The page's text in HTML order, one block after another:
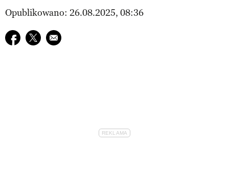
Opublikowano: 26.08.2025, 08:36
Udostępnij na facebook
Udostępnij na twitter
E-mail do przyjaciela